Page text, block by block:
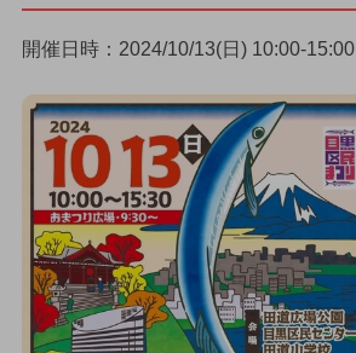
開催日時：2024/10/13(日) 10:00-15:00